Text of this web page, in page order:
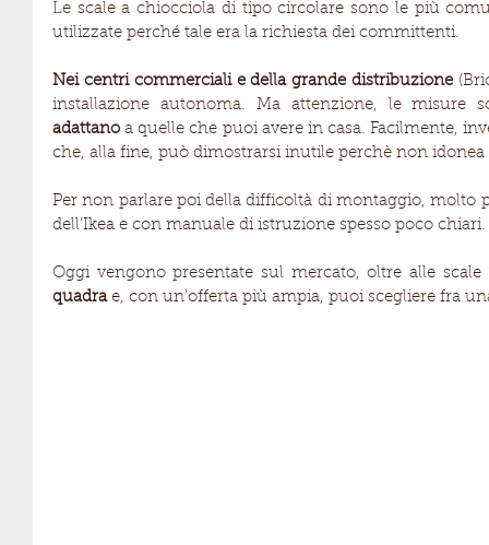
Le scale a chiocciola di tipo circolare sono le più
utilizzate perché tale era la richiesta dei committenti.
Nei centri commerciali e della grande distribuzione
installazione autonoma. Ma attenzione, le misure
adattano a quelle che puoi avere in casa. Facilmente,
che, alla fine, può dimostrarsi inutile perchè non idonea
Per non parlare poi della difficoltà di montaggio, molto
dell’Ikea e con manuale di istruzione spesso poco chiari.
Oggi vengono presentate sul mercato, oltre alle scale
quadra e, con un'offerta più ampia, puoi scegliere fra